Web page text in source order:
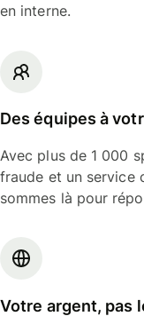
en interne.
Des équipes à
Avec plus de 1 000
fraude et un service
sommes là pour
Votre argent, pas